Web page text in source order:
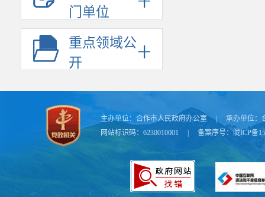
门单位
重点领域公
开
主办单位： 合作市人民政府办公室 承办单位：
网站标识码：6230010001
备案序号：陇ICP备